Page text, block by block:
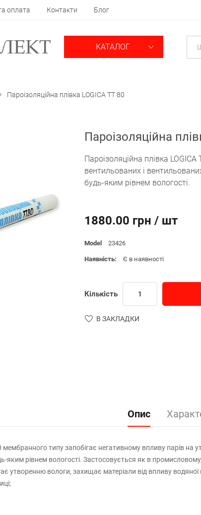
оплата Контакти Блог
КАТАЛОГ
Пароізоляційна плівка LOGICA TT 80
Пароізоляційна
Пароізоляційна плівка
вентильованих і
будь-яким рівнем вологості.
1880.00 грн / шт
Model 23426
Наявність: Є в наявності
Кількість
В ЗАКЛАДКИ
Опис
мембранного типу запобігає негативному впливу парів
яким рівнем вологості. Застосовується як в
утворенню вологи, захищає матеріали від впливу водяної